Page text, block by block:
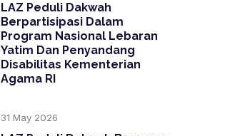
LAZ Peduli Dakwah
Berpartisipasi Dalam
Program Nasional Lebaran
Yatim Dan Penyandang
Disabilitas Kementerian
Agama RI
31 May 2026